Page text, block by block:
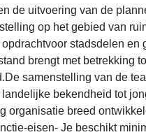
de uitvoering van de
op het gebied van
stadsdelen en
brengt met betrekking
samenstelling van de
bekendheid tot
organisatie breed
eisen- Je beschikt